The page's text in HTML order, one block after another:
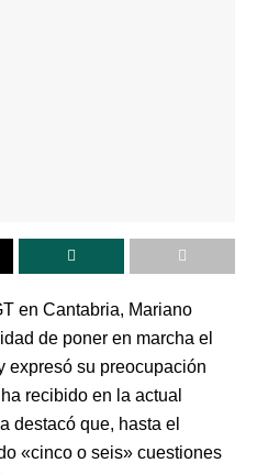
en Cantabria, Mariano
de poner en marcha el
expresó su preocupación
recibido en la actual
destacó que, hasta el
«cinco o seis» cuestiones